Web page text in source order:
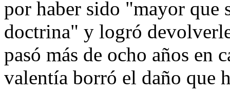
por haber sido "mayor que
doctrina" y logró
pasó más de ocho años en
valentía borró el daño que